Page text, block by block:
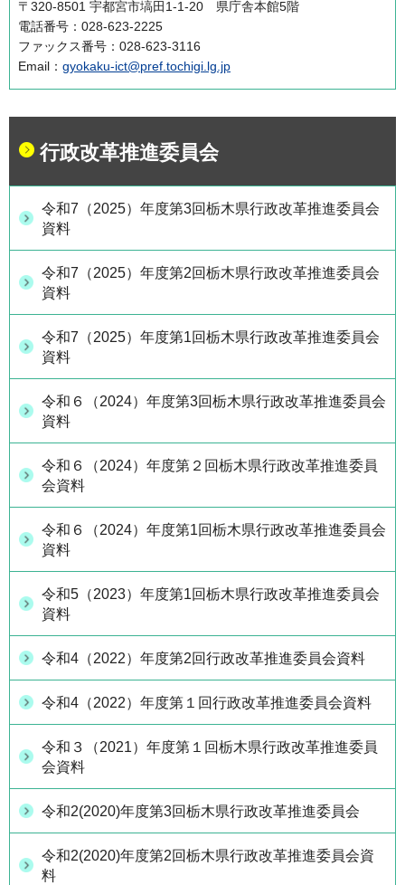
〒320-8501 宇都宮市塙田1-1-20 県庁舎本館5階
電話番号：028-623-2225
ファックス番号：028-623-3116
Email： gyokaku-ict@pref.tochigi.lg.jp
行政改革推進委員会
令和7（2025）年度第3回栃木県行政改革推進委員会
資料
令和7（2025）年度第2回栃木県行政改革推進委員会
資料
令和7（2025）年度第1回栃木県行政改革推進委員会
資料
令和６（2024）年度第3回栃木県行政改革推進委員会
資料
令和６（2024）年度第２回栃木県行政改革推進委員
会資料
令和６（2024）年度第1回栃木県行政改革推進委員会
資料
令和5（2023）年度第1回栃木県行政改革推進委員会
資料
令和4（2022）年度第2回行政改革推進委員会資料
令和4（2022）年度第１回行政改革推進委員会資料
令和３（2021）年度第１回栃木県行政改革推進委員
会資料
令和2(2020)年度第3回栃木県行政改革推進委員会
令和2(2020)年度第2回栃木県行政改革推進委員会資
料